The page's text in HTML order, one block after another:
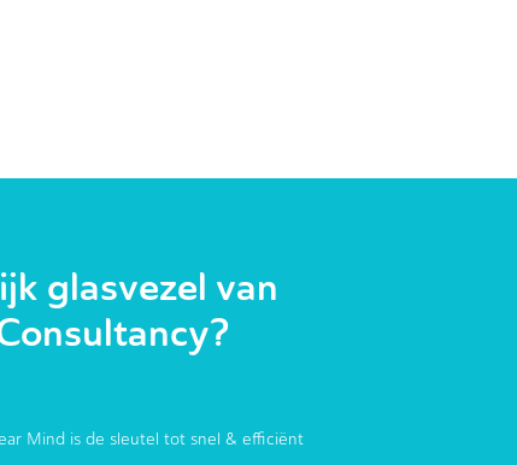
glasvezel van
Mind is de sleutel tot snel & efficiënt